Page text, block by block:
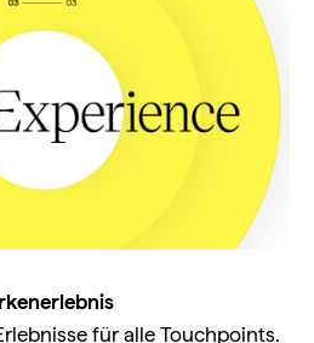
für alle Touchpoints.